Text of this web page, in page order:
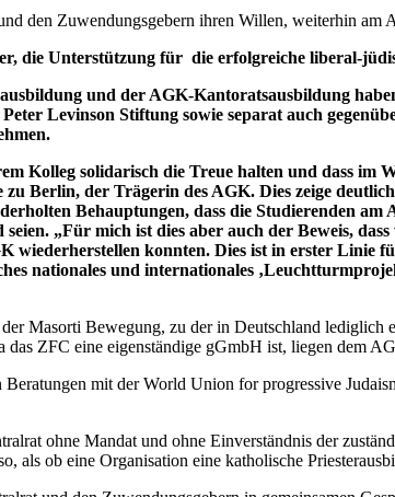
den Zuwendungsgebern ihren Willen, weiterhin am
die Unterstützung für die erfolgreiche liberal-
und der AGK-Kantoratsausbildung
Levinson Stiftung sowie separat auch
Kolleg solidarisch die Treue halten und dass im
Berlin, der Trägerin des AGK. Dies zeige
Behauptungen, dass die Studierenden
„Für mich ist dies aber auch der Beweis,
wiederherstellen konnten. Dies ist in erster
nationales und internationales
Masorti Bewegung, zu der in Deutschland lediglich
ZFC eine eigenständige gGmbH ist, liegen dem
mit der World Union for progressive
ohne Mandat und ohne Einverständnis der
als ob eine Organisation eine katholische